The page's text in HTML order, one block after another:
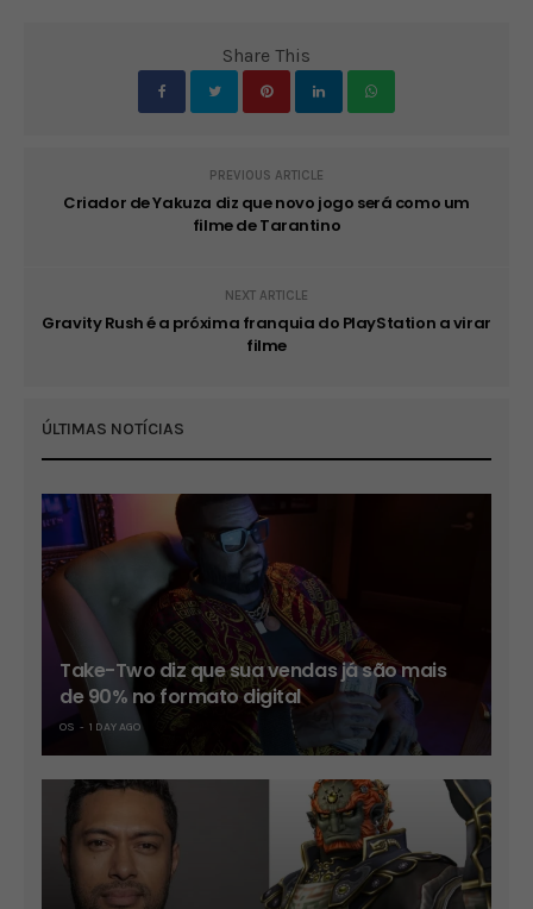
Share This
PREVIOUS ARTICLE
Criador de Yakuza diz que novo jogo será como um
filme de Tarantino
NEXT ARTICLE
Gravity Rush é a próxima franquia do PlayStation a virar
filme
ÚLTIMAS NOTÍCIAS
Take-Two diz que sua vendas já são mais
de 90% no formato digital
OS 1 DAY AGO